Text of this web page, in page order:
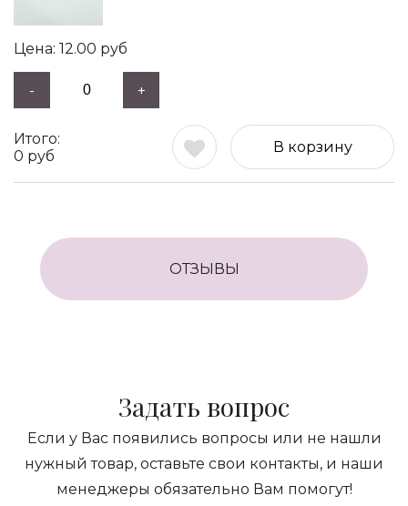
12.00 руб
- +
0 руб
В корзину
ОТЗЫВЫ
Задать вопрос
Если у Вас появились вопросы или не нашли
нужный товар, оставьте свои контакты, и наши
менеджеры обязательно Вам помогут!